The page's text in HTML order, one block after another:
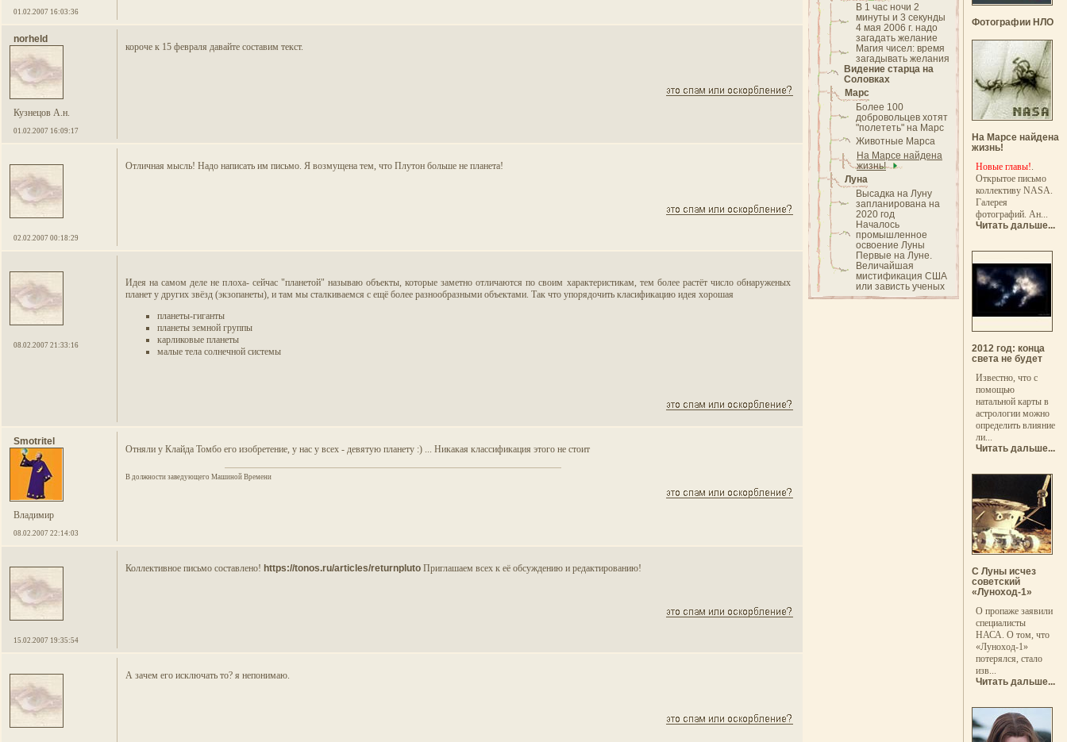
01.02.2007 16:03:36
norheld
Кузнецов А.н.
01.02.2007 16:09:17
короче к 15 февраля давайте составим текст.
02.02.2007 00:18:29
Отличная мысль! Надо написать им письмо. Я возмущена тем, что Плутон больше не планета!
08.02.2007 21:33:16
Идея на самом деле не плоха- сейчас "планетой" называю объекты, которые заметно отличаются по своим характеристикам, тем более растёт число обнаруженых
планет у других звёзд (экзопанеты), и там мы сталкиваемся с ещё более разнообразными объектами. Так что упорядочить класификацию идея хорошая
планеты-гиганты
планеты земной группы
карликовые планеты
малые тела солнечной системы
Smotritel
Владимир
08.02.2007 22:14:03
Отняли у Клайда Томбо его изобретение, у нас у всех - девятую планету :) ... Никакая классификация этого не стоит
В должности заведующего Машиной Времени
15.02.2007 19:35:54
Коллективное письмо составлено! https://tonos.ru/articles/returnpluto Приглашаем всех к её обсуждению и редактированию!
А зачем его исключать то? я непонимаю.
В 1 час ночи 2
минуты и 3 секунды
4 мая 2006 г. надо
загадать желание
Магия чисел: время
загадывать желания
Видение старца на
Соловках
Марс
Более 100
добровольцев хотят
"полететь" на Марс
Животные Марса
На Марсе найдена
жизнь!
Луна
Высадка на Луну
запланирована на
2020 год
Началось
промышленное
освоение Луны
Первые на Луне.
Величайшая
мистификация США
или зависть ученых
Фотографии НЛО
На Марсе найдена
жизнь!
Новые главы!.
Открытое письмо
коллективу NASA.
Галерея
фотографий. Ан...
Читать дальше...
2012 год: конца
света не будет
Известно, что с
помощью
натальной карты в
астрологии можно
определить влияние
ли...
Читать дальше...
С Луны исчез
советский
«Луноход-1»
О пропаже заявили
специалисты
НАСА. О том, что
«Луноход-1»
потерялся, стало
изв...
Читать дальше...